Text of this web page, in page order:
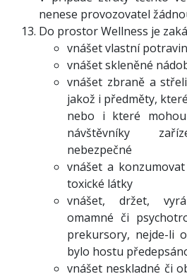
nenese provozovatel
Do prostor Wellness je
vnášet vlastní
vnášet skleněné
vnášet zbraně a
jakož i předměty,
nebo i které
návštěvníky
nebezpečné
vnášet a
toxické látky
vnášet, držet,
omamné či
prekursory, nejde-li
bylo hostu
vnášet neskladné či